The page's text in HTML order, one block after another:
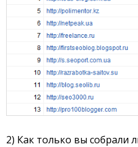
2) Как только вы собрали